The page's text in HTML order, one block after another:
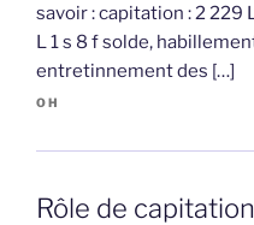
savoir : capitation : 2 229
L 1 s 8 f solde,
entretinnement des […]
OH
Rôle de